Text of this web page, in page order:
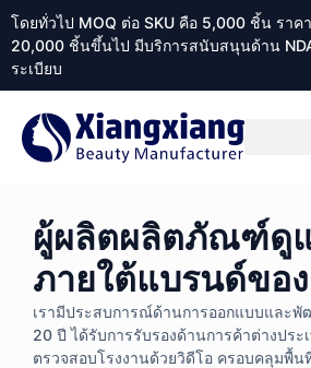
โดยทั่วไป MOQ ต่อ SKU คือ 5,000 ชิ้น ราค
20,000 ชิ้นขึ้นไป มีบริการสนับสนุนด้าน
ระเบียบ
ผู้ผลิตผลิตภัณฑ์ดู
ภายใต้แบรนด์ขอ
เรามีประสบการณ์ด้านการออกแบบและ
20 ปี ได้รับการรับรองด้านการค้าต่างประ
ตรวจสอบโรงงานด้วยวิดีโอ ครอบคลุมพื้